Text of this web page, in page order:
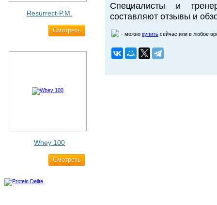
Resurrect-P.M.
Cмотреть
Whey 100
Cмотреть
Специалисты и
составляют отзывы и
- можно купить сейчас или в любое